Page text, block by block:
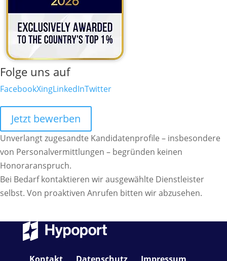
Folge uns auf
FacebookXingLinkedInTwitter
Jetzt bewerben
Unverlangt zugesandte Kandidatenprofile – insbesondere
von Personalvermittlungen – begründen keinen
Honoraranspruch.
Bei Bedarf kontaktieren wir ausgewählte Dienstleister
selbst. Von proaktiven Anrufen bitten wir abzusehen.